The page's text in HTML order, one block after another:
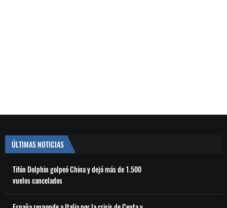
ÚLTIMAS NOTICIAS
Tifón Dolphin golpeó China y dejó más de 1.500
vuelos cancelados